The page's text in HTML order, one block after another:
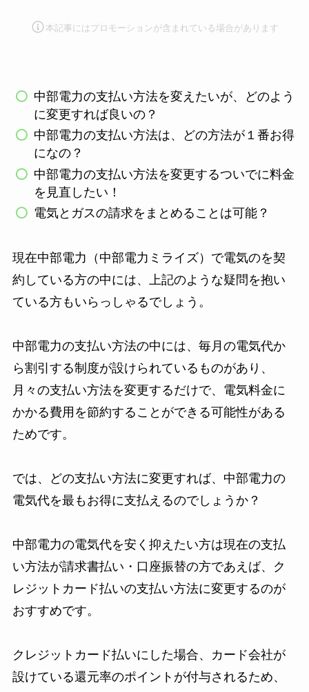
本記事にはプロモーションが含まれている場合があります
中部電力の支払い方法を変えたいが、どのよう
に変更すれば良いの？
中部電力の支払い方法は、どの方法が１番お得
になの？
中部電力の支払い方法を変更するついでに料金
を見直したい！
電気とガスの請求をまとめることは可能？
現在中部電力（中部電力ミライズ）で電気のを契
約している方の中には、上記のような疑問を抱い
ている方もいらっしゃるでしょう。
中部電力の支払い方法の中には、毎月の電気代か
ら割引する制度が設けられているものがあり、
月々の支払い方法を変更するだけで、電気料金に
かかる費用を節約することができる可能性がある
ためです。
では、どの支払い方法に変更すれば、中部電力の
電気代を最もお得に支払えるのでしょうか？
中部電力の電気代を安く抑えたい方は現在の支払
い方法が請求書払い・口座振替の方であえば、ク
レジットカード払いの支払い方法に変更するのが
おすすめです。
クレジットカード払いにした場合、カード会社が
設けている還元率のポイントが付与されるため、